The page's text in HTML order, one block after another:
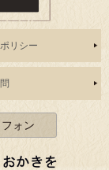
リシー
ォン